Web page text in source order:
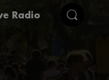
Radio